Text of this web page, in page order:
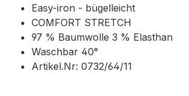
Easy-iron - bügelleicht
COMFORT STRETCH
97 % Baumwolle 3 % Elasthan
Waschbar 40°
Artikel.Nr: 0732/64/11